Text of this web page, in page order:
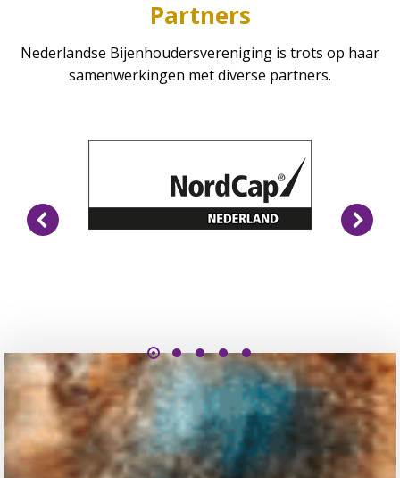
Partners
Nederlandse Bijenhoudersvereniging is trots op haar
samenwerkingen met diverse partners.